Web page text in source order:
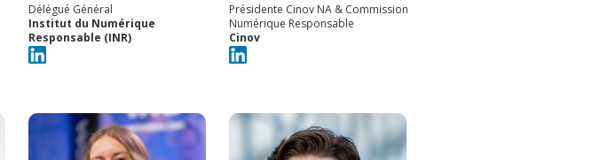
Délégué Général
Institut du Numérique
Responsable (INR)
Présidente Cinov NA & Commission
Numérique Responsable
Cinov